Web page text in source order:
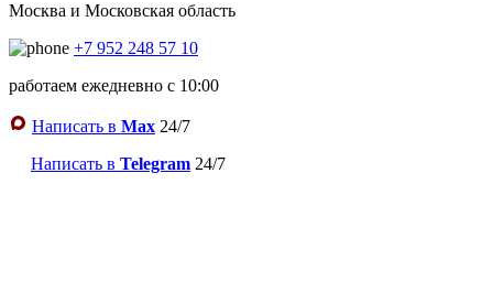
Москва и Московская область
+7 952 248 57 10
работаем ежедневно с 10:00
Написать в Max 24/7
Написать в Telegram 24/7